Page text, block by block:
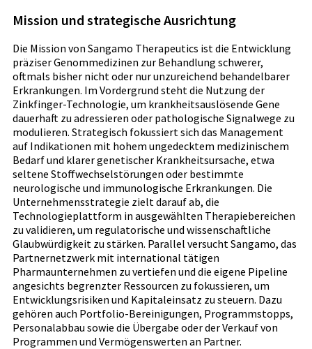
Mission und strategische Ausrichtung
Die Mission von Sangamo Therapeutics ist die Entwicklung
präziser Genommedizinen zur Behandlung schwerer,
oftmals bisher nicht oder nur unzureichend behandelbarer
Erkrankungen. Im Vordergrund steht die Nutzung der
Zinkfinger-Technologie, um krankheitsauslösende Gene
dauerhaft zu adressieren oder pathologische Signalwege zu
modulieren. Strategisch fokussiert sich das Management
auf Indikationen mit hohem ungedecktem medizinischem
Bedarf und klarer genetischer Krankheitsursache, etwa
seltene Stoffwechselstörungen oder bestimmte
neurologische und immunologische Erkrankungen. Die
Unternehmensstrategie zielt darauf ab, die
Technologieplattform in ausgewählten Therapiebereichen
zu validieren, um regulatorische und wissenschaftliche
Glaubwürdigkeit zu stärken. Parallel versucht Sangamo, das
Partnernetzwerk mit international tätigen
Pharmaunternehmen zu vertiefen und die eigene Pipeline
angesichts begrenzter Ressourcen zu fokussieren, um
Entwicklungsrisiken und Kapitaleinsatz zu steuern. Dazu
gehören auch Portfolio-Bereinigungen, Programmstopps,
Personalabbau sowie die Übergabe oder der Verkauf von
Programmen und Vermögenswerten an Partner.